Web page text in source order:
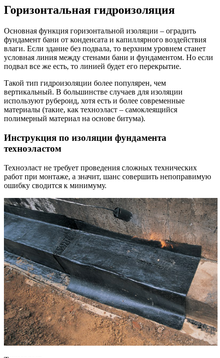
Горизонтальная гидроизоляция
Основная функция горизонтальной изоляции – оградить
фундамент бани от конденсата и капиллярного воздействия
влаги. Если здание без подвала, то верхним уровнем станет
условная линия между стенами бани и фундаментом. Но если
подвал все же есть, то линией будет его перекрытие.
Такой тип гидроизоляции более популярен, чем
вертикальный. В большинстве случаев для изоляции
используют рубероид, хотя есть и более современные
материалы (такие, как техноэласт – самоклеящийся
полимерный материал на основе битума).
Инструкция по изоляции фундамента
техноэластом
Техноэласт не требует проведения сложных технических
работ при монтаже, а значит, шанс совершить непоправимую
ошибку сводится к минимуму.